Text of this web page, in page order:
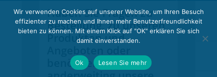
Haben Sie Fragen zu
Bestellung, zu unseren
Produkten und
benötigen Sie
Wir verwenden Cookies auf unserer Website, um Ihren Besuch
effizienter zu machen und Ihnen mehr Benutzerfreundlichkeit
bieten zu können. Mit einem Klick auf "OK" erklären Sie sich
damit einverstanden.
Ok Lesen Sie mehr